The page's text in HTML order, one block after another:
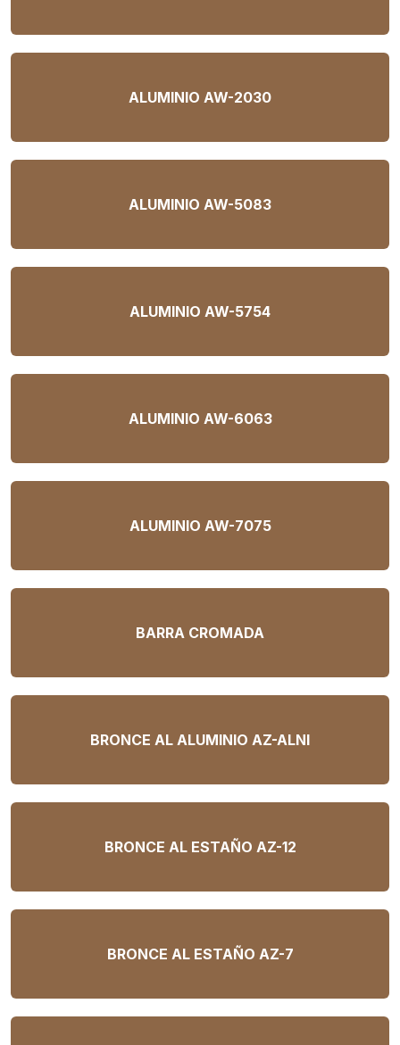
ALUMINIO AW-2030
ALUMINIO AW-5083
ALUMINIO AW-5754
ALUMINIO AW-6063
ALUMINIO AW-7075
BARRA CROMADA
BRONCE AL ALUMINIO AZ-ALNI
BRONCE AL ESTAÑO AZ-12
BRONCE AL ESTAÑO AZ-7